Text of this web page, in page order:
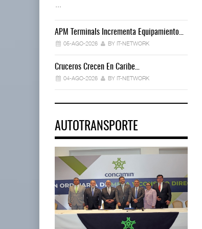
APM Terminals Incrementa Equipamiento…
05-AGO-2026 BY IT-NETWORK
Cruceros Crecen En Caribe…
04-AGO-2026 BY IT-NETWORK
AUTOTRANSPORTE